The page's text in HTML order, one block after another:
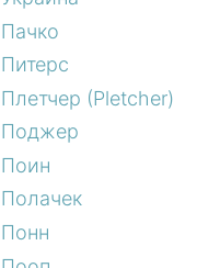
Пачко
Питерс
Плетчер (Pletcher)
Поджер
Поин
Полачек
Понн